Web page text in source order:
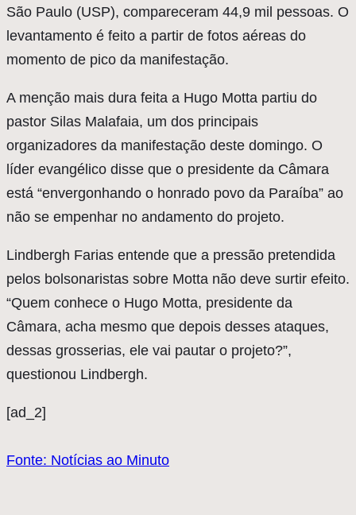
São Paulo (USP), compareceram 44,9 mil pessoas. O
levantamento é feito a partir de fotos aéreas do
momento de pico da manifestação.
A menção mais dura feita a Hugo Motta partiu do
pastor Silas Malafaia, um dos principais
organizadores da manifestação deste domingo. O
líder evangélico disse que o presidente da Câmara
está “envergonhando o honrado povo da Paraíba” ao
não se empenhar no andamento do projeto.
Lindbergh Farias entende que a pressão pretendida
pelos bolsonaristas sobre Motta não deve surtir efeito.
“Quem conhece o Hugo Motta, presidente da
Câmara, acha mesmo que depois desses ataques,
dessas grosserias, ele vai pautar o projeto?”,
questionou Lindbergh.
[ad_2]
Fonte: Notícias ao Minuto